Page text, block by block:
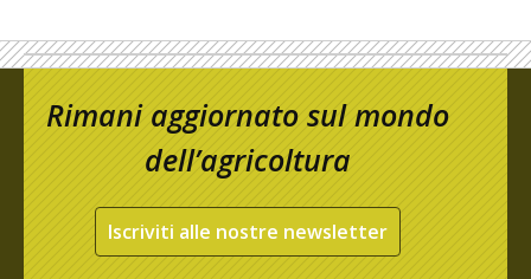
Rimani aggiornato sul mondo
dell’agricoltura
Iscriviti alle nostre newsletter